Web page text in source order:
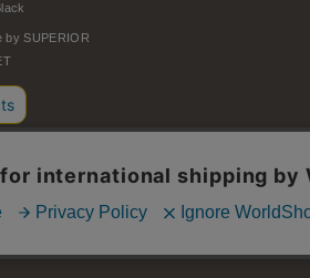
by SUPERIOR